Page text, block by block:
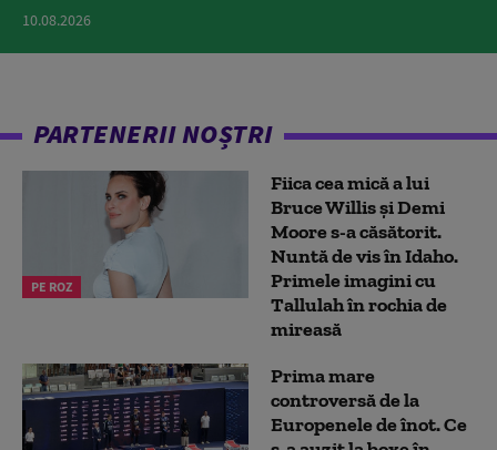
10.08.2026
PARTENERII NOȘTRI
PE ROZ
Fiica cea mică a lui
Bruce Willis și Demi
Moore s-a căsătorit.
Nuntă de vis în Idaho.
Primele imagini cu
Tallulah în rochia de
mireasă
Prima mare
controversă de la
Europenele de înot. Ce